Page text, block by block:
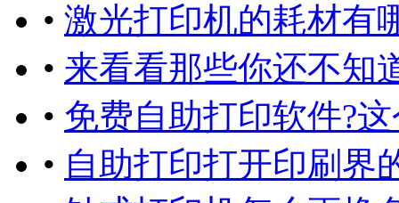
• 激光打印机的耗材有
• 来看看那些你还不知
• 免费自助打印软件?
• 自助打印打开印刷界